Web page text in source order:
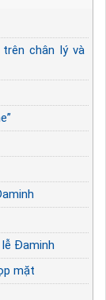
chân lý và
Đaminh
mặt